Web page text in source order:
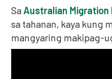
Sa Australian Migration
sa tahanan, kaya kung
mangyaring makipag-